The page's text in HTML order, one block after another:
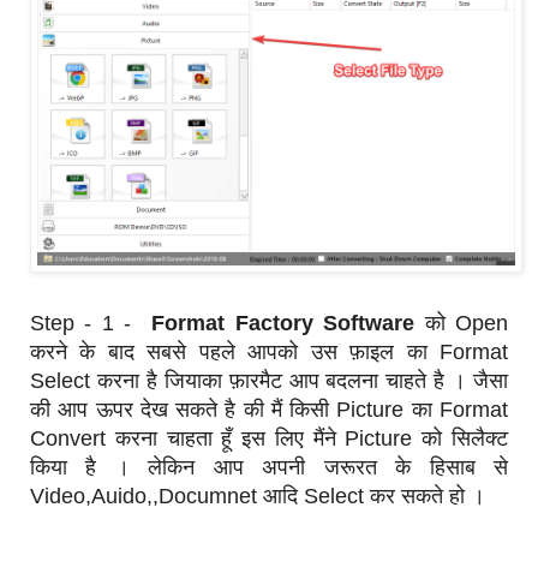
Step - 1 - Format Factory Software को Open
करने के बाद सबसे पहले आपको उस फ़ाइल का Format
Select करना है जियाका फ़ारमैट आप बदलना चाहते है । जैसा
की आप ऊपर देख सकते है की मैं किसी Picture का Format
Convert करना चाहता हूँ इस लिए मैंने Picture को सिलैक्ट
किया है । लेकिन आप अपनी जरूरत के हिसाब से
Video,Auido,,Documnet आदि Select कर सकते हो ।